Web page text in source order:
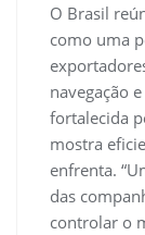
O Brasil
como uma
navegação
fortalecida
mostra
enfrenta.
das
controlar o